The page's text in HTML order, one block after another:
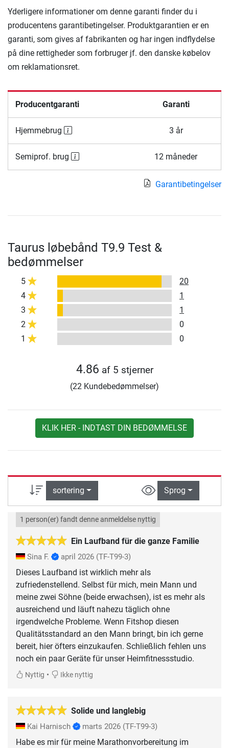
Yderligere informationer om denne garanti finder du i
producentens garantibetingelser. Produktgarantien er en
garanti, som gives af fabrikanten og har ingen indflydelse
på dine rettigheder som forbruger jf. den danske købelov
om reklamationsret.
Producentgaranti Garanti
Hjemmebrug 3 år
Semiprof. brug 12 måneder
Garantibetingelser
Taurus løbebånd T9.9 Test &
bedømmelser
5
20
4
1
3
1
2
0
1
0
4.86 af 5 stjerner
(22 Kundebedømmelser)
KLIK HER - INDTAST DIN BEDØMMELSE
sortering Sprog
Ein Laufband für die ganze Familie
1 person(er) fandt denne anmeldelse nyttig
Sina F. april 2026 (TF-T99-3)
Dieses Laufband ist wirklich mehr als
zufriedenstellend. Selbst für mich, mein Mann und
meine zwei Söhne (beide erwachsen), ist es mehr als
ausreichend und läuft nahezu täglich ohne
irgendwelche Probleme. Wenn Fitshop diesen
Qualitätsstandard an den Mann bringt, bin ich gerne
bereit, hier öfters einzukaufen. Schließlich fehlen uns
noch ein paar Geräte für unser Heimfitnessstudio.
Nyttig • Ikke nyttig
Solide und langlebig
Kai Harnisch marts 2026 (TF-T99-3)
Habe es mir für meine Marathonvorbereitung im